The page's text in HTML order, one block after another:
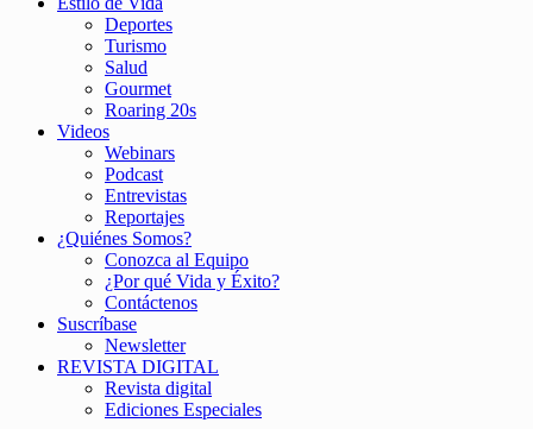
Deportes
Turismo
Salud
Gourmet
Roaring 20s
Videos
Webinars
Podcast
Entrevistas
Reportajes
¿Quiénes Somos?
Conozca al Equipo
¿Por qué Vida y Éxito?
Contáctenos
Suscríbase
Newsletter
REVISTA DIGITAL
Revista digital
Ediciones Especiales